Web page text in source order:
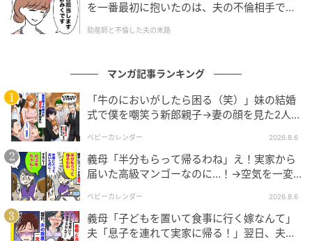
ベビーカレンダー
を一番最初に抱いたのは、夫の不倫相手でし
助産師と不倫した夫の末路
マンガ記事ランキング
「牛のにおいがしたら困る（笑）」妹の結婚
式で僕を嘲笑う新郎親子→妻の顔を見た2人が
ベビーカレンダー 2026.8.6
義母「半分もらって帰るわね」え！実家から
届いた高級マンゴーなのに…！→空気を一変
ベビーカレンダー 2026.8.6
義母「子どもを置いて食事に行く嫁なんて」
夫「息子を連れて実家に帰る！」翌日、夫が